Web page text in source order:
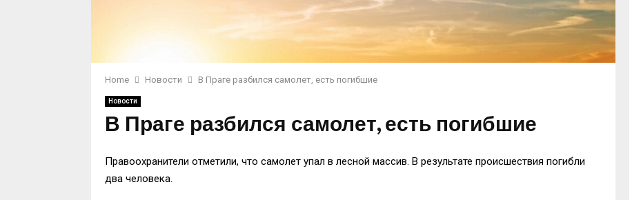
Home Новости В Праге разбился самолет, есть погибшие
Новости
В Праге разбился самолет, есть погибшие
Правоохранители отметили, что самолет упал в лесной массив. В результате происшествия погибли
два человека.